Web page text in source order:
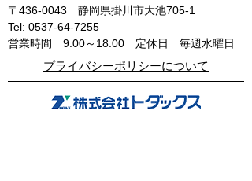
〒436-0043 静岡県掛川市大池705-1
Tel: 0537-64-7255
​営業時間 9:00～18:00 定休日 毎週水曜日
​プライバシーポリシーについて